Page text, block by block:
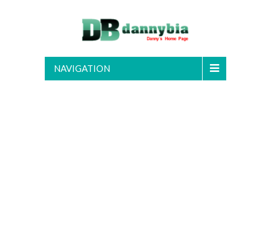
NAVIGATION